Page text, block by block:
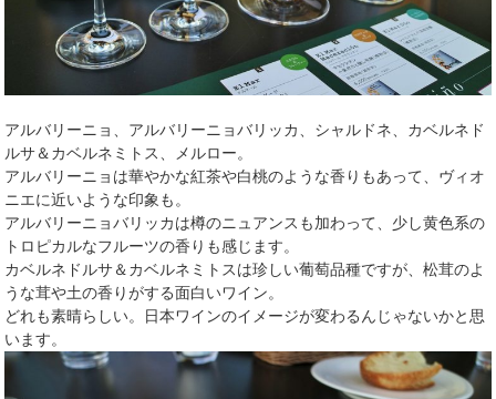
アルバリーニョ、アルバリーニョバリッカ、シャルドネ、カベルネド
ルサ＆カベルネミトス、メルロー。
アルバリーニョは華やかな紅茶や白桃のような香りもあって、ヴィオ
ニエに近いような印象も。
アルバリーニョバリッカは樽のニュアンスも加わって、少し黄色系の
トロピカルなフルーツの香りも感じます。
カベルネドルサ＆カベルネミトスは珍しい葡萄品種ですが、松茸のよ
うな茸や土の香りがする面白いワイン。
どれも素晴らしい。日本ワインのイメージが変わるんじゃないかと思
います。